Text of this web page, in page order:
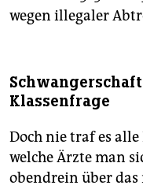
wegen illegaler
Klassenfrage
Doch nie traf es alle
welche Ärzte man
obendrein über